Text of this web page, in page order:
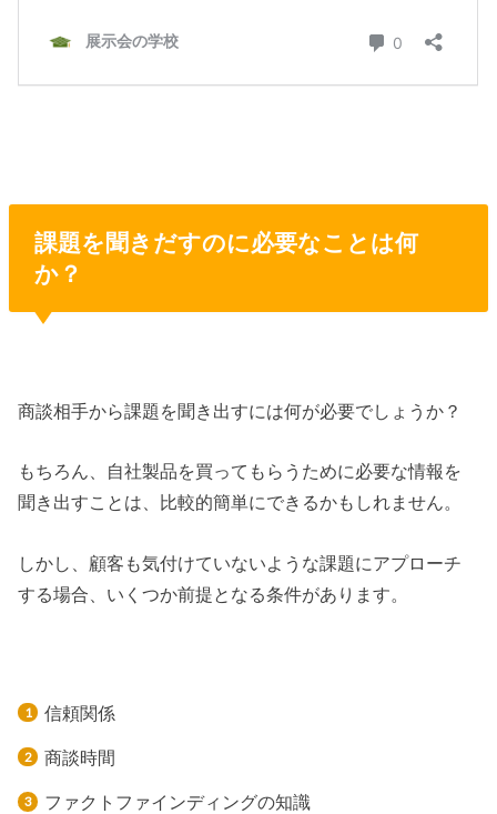
課題を聞きだすのに必要なことは何
か？
商談相手から課題を聞き出すには何が必要でしょうか？
もちろん、自社製品を買ってもらうために必要な情報を
聞き出すことは、比較的簡単にできるかもしれません。
しかし、顧客も気付けていないような課題にアプローチ
する場合、いくつか前提となる条件があります。
信頼関係
商談時間
ファクトファインディングの知識